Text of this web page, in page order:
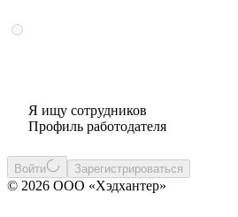
Я ищу сотрудников
Профиль работодателя
Войти Зарегистрироваться
© 2026 ООО «Хэдхантер»